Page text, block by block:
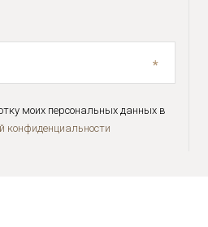
моих персональных данных в
конфиденциальноcти